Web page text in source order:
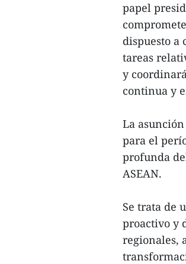
papel
dispuesto a
tareas
y
continua y
La
para el
profunda
ASEAN.
Se trata de
proactivo y
regionales,